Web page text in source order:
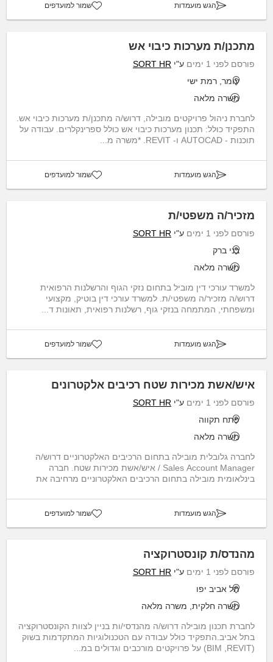
הגש מועמדות שמור למועדפים
מתכנן/ת מערכות כיבוי אש
פורסם לפני 1 ימים ע"י SORT HR
עומר, רמת ישי
משרה מלאה
לחברת ניהול פרויקטים מובילה, דרוש/ה מתכנן/ת מערכות כיבוי אש.
התפקיד כולל: תכנון מערכות כיבוי אש כולל ספרינקלרים. עבודה על
תוכנות - AUTOCAD ו- REVIT. *משרה מ...
הגש מועמדות שמור למועדפים
מזכיר/ה משפטי/ת
פורסם לפני 1 ימים ע"י SORT HR
בני ברק
משרה מלאה
למשרד עורכי דין מוביל בתחום נזקי הגוף והרשלנות הרפואית
דרוש/ה מזכיר/ה משפטי/ת. למשרד עורכי דין בוטיק, מקצועי
ומשפחתי, המתמחה בנזקי גוף, רשלנות רפואית, תאונות ד...
הגש מועמדות שמור למועדפים
איש/אשת מכירות שטח רכיבים אלקטרונים
פורסם לפני 1 ימים ע"י SORT HR
פתח תקווה
משרה מלאה
לחברה גלובלית מובילה בתחום הרכיבים האלקטרוניים דרוש/ה
Sales Account Manager / איש/אשת מכירות שטח. חברה
בינלאומית מובילה בתחום הרכיבים האלקטרוניים מרחיבה את
הגש מועמדות שמור למועדפים
מהנדס/ת קונסטרוקציה
פורסם לפני 1 ימים ע"י SORT HR
תל אביב יפו
משרה חלקית, משרה מלאה
לחברת תכנון מובילה דרוש/ה מהנדסי/ות בניין לצוות הקונסטרוקציה
בתל אביב.התפקיד כולל עבודה עם הטכנולוגיות המתקדמות בשוק
(BIM ,REVIT) על פרויקטים מורכבים וגדולים במ...